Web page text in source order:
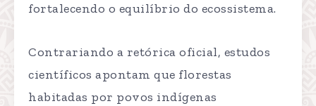
fortalecendo o equilíbrio do ecossistema.
Contrariando a retórica oficial, estudos
científicos apontam que florestas
habitadas por povos indígenas